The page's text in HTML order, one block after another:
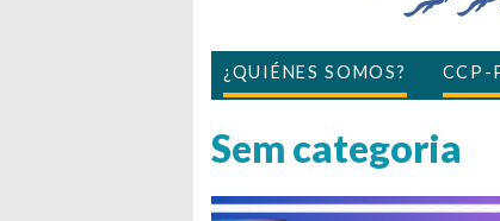
¿QUIÉNES SOMOS? CCP-
Sem categoria